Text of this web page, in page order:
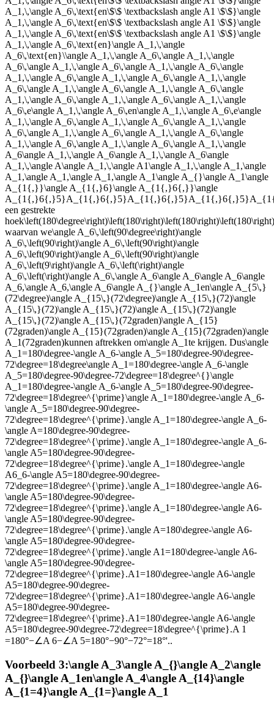
A_1,\,\angle A_6\,\text{en\$\$ \textbackslash angle A1 \$\$}\angle
A_1,\,\angle A_6\,\text{en\$\$ \textbackslash angle A1 \$\$}\angle
A_1,\,\angle A_6\,\text{en\$\$ \textbackslash angle A1 \$\$}\angle
A_1,\,\angle A_6\,\text{en}\angle A_1,\,\angle
A_6\,\text{en}\\angle A_1,\,\angle A_6\,\angle A_1,\,\angle
A_6\,\angle A_1,\,\angle A_6\,\angle A_1,\,\angle A_6\,\angle
A_1,\,\angle A_6\,\angle A_1,\,\angle A_6\,\angle A_1,\,\angle
A_6\,\angle A_1,\,\angle A_6\,\angle A_1,\,\angle A_6\,\angle
A_1,\,\angle A_6\,\angle A_1,\,\angle A_6\,\angle A_1,\,\angle
A_6\,e\angle A_1,\,\angle A_6\,en\angle A_1,\,\angle A_6\,e\angle
A_1,\,\angle A_6\,\angle A_1,\,\angle A_6\,\angle A_1,\,\angle
A_6\,\angle A_1,\,\angle A_6\,\angle A_1,\,\angle A_6\,\angle
A_1,\,\angle A_6\,\angle A_1,\,\angle A_6\,\angle A_1,\,\angle
A_6\angle A_1,\,\angle A_6\angle A_1,\,\angle A_6\angle
A_1,\,\angle A\angle A_1,\,\angle A1\angle A_1,\,\angle A_1,\angle
A_1,\angle A_1,\angle A_1,\angle A_1\angle A_{}\angle A_1\angle
A_{1{,}}\angle A_{1{,}6}\angle A_{1{,}6{,}}\angle
een gestrekte
hoek
waarvan we\angle A_6\,\left(90\degree\right)\angle
A_6\,\left(90\right)\angle A_6\,\left(90\right)\angle
A_6\,\left(90\right)\angle A_6\,\left(90\right)\angle
A_6\,\left(9\right)\angle A_6\,\left(\right)\angle
A_6\,\left(\right)\angle A_6\,\angle A_6\angle A_6\angle A_6\angle
A_6,\angle A_6,\angle A_6\angle A_{}\angle A_1en\angle A_{5\,}
(72\degree)\angle A_{15\,}(72\degree)\angle A_{15\,}(72)\angle
A_{15\,}(72)\angle A_{15\,}(72)\angle A_{15\,}(72)\angle
A_{15\,}(72)\angle A_{15\,}(72graden)\angle A_{15}
(72graden)\angle A_{15}(72graden)\angle A_{15}(72graden)\angle
A_1(72graden)kunnen aftrekken om\angle A_1te krijgen. Dus\angle
A_1=180\degree-\angle A_6-\angle A_5=180\degree-90\degree-
72\degree=18\degree\angle A_1=180\degree-\angle A_6-\angle
A_5=180\degree-90\degree-72\degree=18\degree^{}\angle
A_1=180\degree-\angle A_6-\angle A_5=180\degree-90\degree-
72\degree=18\degree^{\prime}\angle A_1=180\degree-\angle A_6-
\angle A_5=180\degree-90\degree-
72\degree=18\degree^{\prime}.\angle A_1=180\degree-\angle A_6-
\angle A=180\degree-90\degree-
72\degree=18\degree^{\prime}.\angle A_1=180\degree-\angle A_6-
\angle A5=180\degree-90\degree-
72\degree=18\degree^{\prime}.\angle A_1=180\degree-\angle
A6_6-\angle A5=180\degree-90\degree-
72\degree=18\degree^{\prime}.\angle A_1=180\degree-\angle A6-
\angle A5=180\degree-90\degree-
72\degree=18\degree^{\prime}.\angle A_1=180\degree-\angle A6-
\angle A5=180\degree-90\degree-
72\degree=18\degree^{\prime}.\angle A=180\degree-\angle A6-
\angle A5=180\degree-90\degree-
72\degree=18\degree^{\prime}.\angle A1=180\degree-\angle A6-
\angle A5=180\degree-90\degree-
72\degree=18\degree^{\prime}.A1=180\degree-\angle A6-\angle
A5=180\degree-90\degree-
72\degree=18\degree^{\prime}.A1=180\degree-\angle A6-\angle
A5=180\degree-90\degree-
72\degree=18\degree^{\prime}.A1=180\degree-\angle A6-\angle
A5=180\degree-90\degree-72\degree=18\degree^{\prime}.A 1 ​
=180°−∠A 6 ​ −∠A 5 ​ =180°−90°−72°=18°'..
Voorbeeld 3:\angle A_3\angle A_{}\angle A_2\angle
A_{}\angle A_1en\angle A_4\angle A_{14}\angle
A_{1=4}\angle A_{1=}\angle A_1